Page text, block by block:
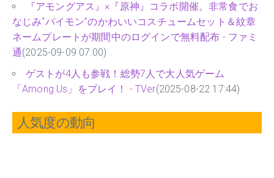
『アモングアス』×『原神』コラボ開催。非常食でお
なじみ“パイモン”のかわいいコスチュームセット＆紋章
ネームプレートが期間中のログインで無料配布 - ファミ
通(2025-09-09 07:00)
ゲストが4人も参戦！総勢7人で大人気ゲーム
「Among Us」をプレイ！ - TVer(2025-08-22 17:44)
人気度の動向